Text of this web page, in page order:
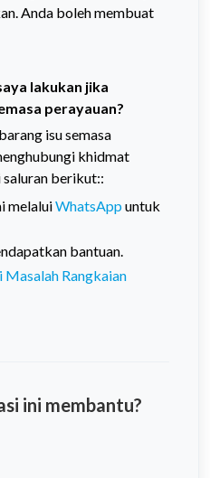
Anda boleh membuat
lakukan jika
perayauan?
isu semasa
khidmat
saluran berikut::
melaluiWhatsAppuntuk
bantuan.
Masalah Rangkaian
ini membantu?